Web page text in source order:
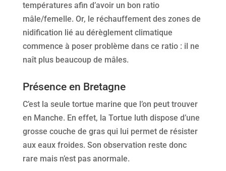
températures afin d’avoir un bon ratio
mâle/femelle. Or, le réchauffement des zones de
nidification lié au dérèglement climatique
commence à poser problème dans ce ratio : il ne
naît plus beaucoup de mâles.
Présence en Bretagne
C’est la seule tortue marine que l’on peut trouver
en Manche. En effet, la Tortue luth dispose d’une
grosse couche de gras qui lui permet de résister
aux eaux froides. Son observation reste donc
rare mais n’est pas anormale.